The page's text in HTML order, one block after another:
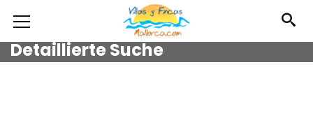
Detaillierte Suche